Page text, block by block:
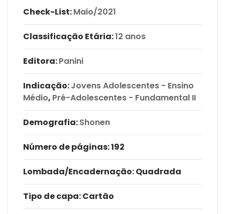
Check-List:Maio/2021
Classificação Etária:12 anos
Editora:Panini
Indicação:Jovens Adolescentes - Ensino
Médio, Pré-Adolescentes - Fundamental II
Demografia:Shonen
Número de páginas: 192
Lombada/Encadernação: Quadrada
Tipo de capa:Cartão